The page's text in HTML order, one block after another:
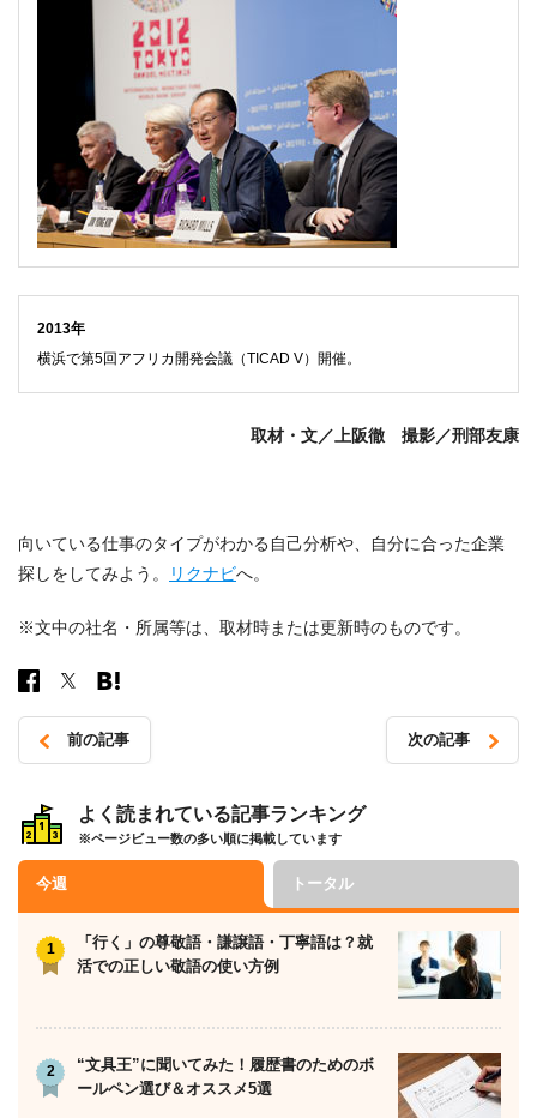
2013年
横浜で第5回アフリカ開発会議（TICAD V）開催。
取材・文／上阪徹 撮影／刑部友康
向いている仕事のタイプがわかる自己分析や、自分に合った企業
探しをしてみよう。
リクナビへ。
※文中の社名・所属等は、取材時または更新時のものです。
稿
ナ
ビ
ゲ
ー
シ
前の記事 次の記事
よく読まれている記事ランキング
※ページビュー数の多い順に掲載しています
今週 トータル
「行く」の尊敬語・謙譲語・丁寧語は？就
活での正しい敬語の使い方例
“文具王”に聞いてみた！履歴書のためのボ
ールペン選び＆オススメ5選